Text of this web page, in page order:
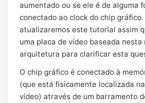
aumentado ou se ele é de alguma
conectado ao clock do chip gráfico.
atualizaremos este tutorial assim
uma placa de vídeo baseada nesta
arquitetura para clarificar esta
O chip gráfico é conectado à
(que está fisicamente localizada
vídeo) através de um barramento